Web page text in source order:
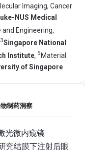
Imaging, Cancer
NUS Medical
Engineering,
3Singapore National
Institute, 5 Material
of Singapore
制药洞察
光微内窥镜
究结膜下注射后眼